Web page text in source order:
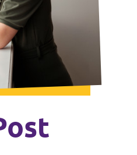
2026